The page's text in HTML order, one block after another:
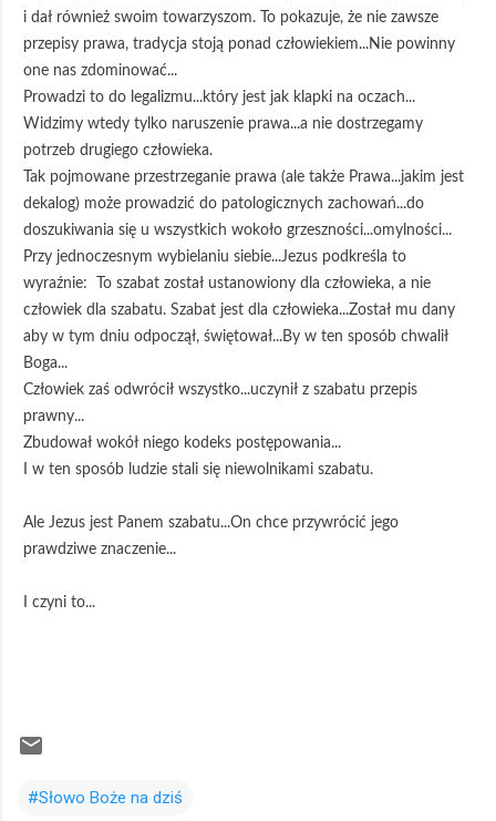
i dał również swoim towarzyszom. To pokazuje, że nie zawsze
przepisy prawa, tradycja stoją ponad człowiekiem...Nie powinny
one nas zdominować...
Prowadzi to do legalizmu...który jest jak klapki na oczach...
Widzimy wtedy tylko naruszenie prawa...a nie dostrzegamy
potrzeb drugiego człowieka.
Tak pojmowane przestrzeganie prawa (ale także Prawa...jakim jest
dekalog) może prowadzić do patologicznych zachowań...do
doszukiwania się u wszystkich wokoło grzeszności...omylności...
Przy jednoczesnym wybielaniu siebie...Jezus podkreśla to
wyraźnie: To szabat został ustanowiony dla człowieka, a nie
człowiek dla szabatu. Szabat jest dla człowieka...Został mu dany
aby w tym dniu odpoczął, świętował...By w ten sposób chwalił
Boga...
Człowiek zaś odwrócił wszystko...uczynił z szabatu przepis
prawny...
Zbudował wokół niego kodeks postępowania...
I w ten sposób ludzie stali się niewolnikami szabatu.
Ale Jezus jest Panem szabatu...On chce przywrócić jego
prawdziwe znaczenie...
I czyni to...
#Słowo Boże na dziś